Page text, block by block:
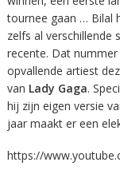
tournee gaan … Bilal
zelfs al verschillende
recente. Dat
opvallende artiest
van Lady Gaga.
hij zijn eigen versie
jaar maakt er een
https://